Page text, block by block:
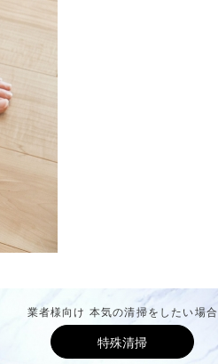
業者様向け 本気の清掃をしたい場合
特殊清掃